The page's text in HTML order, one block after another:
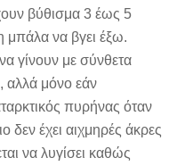
βύθισμα 3 έως 5
μπάλα να βγει έξω.
γίνουν με σύνθετα
αλλά μόνο εάν
πυρήνας όταν
δεν έχει αιχμηρές άκρες
να λυγίσει καθώς